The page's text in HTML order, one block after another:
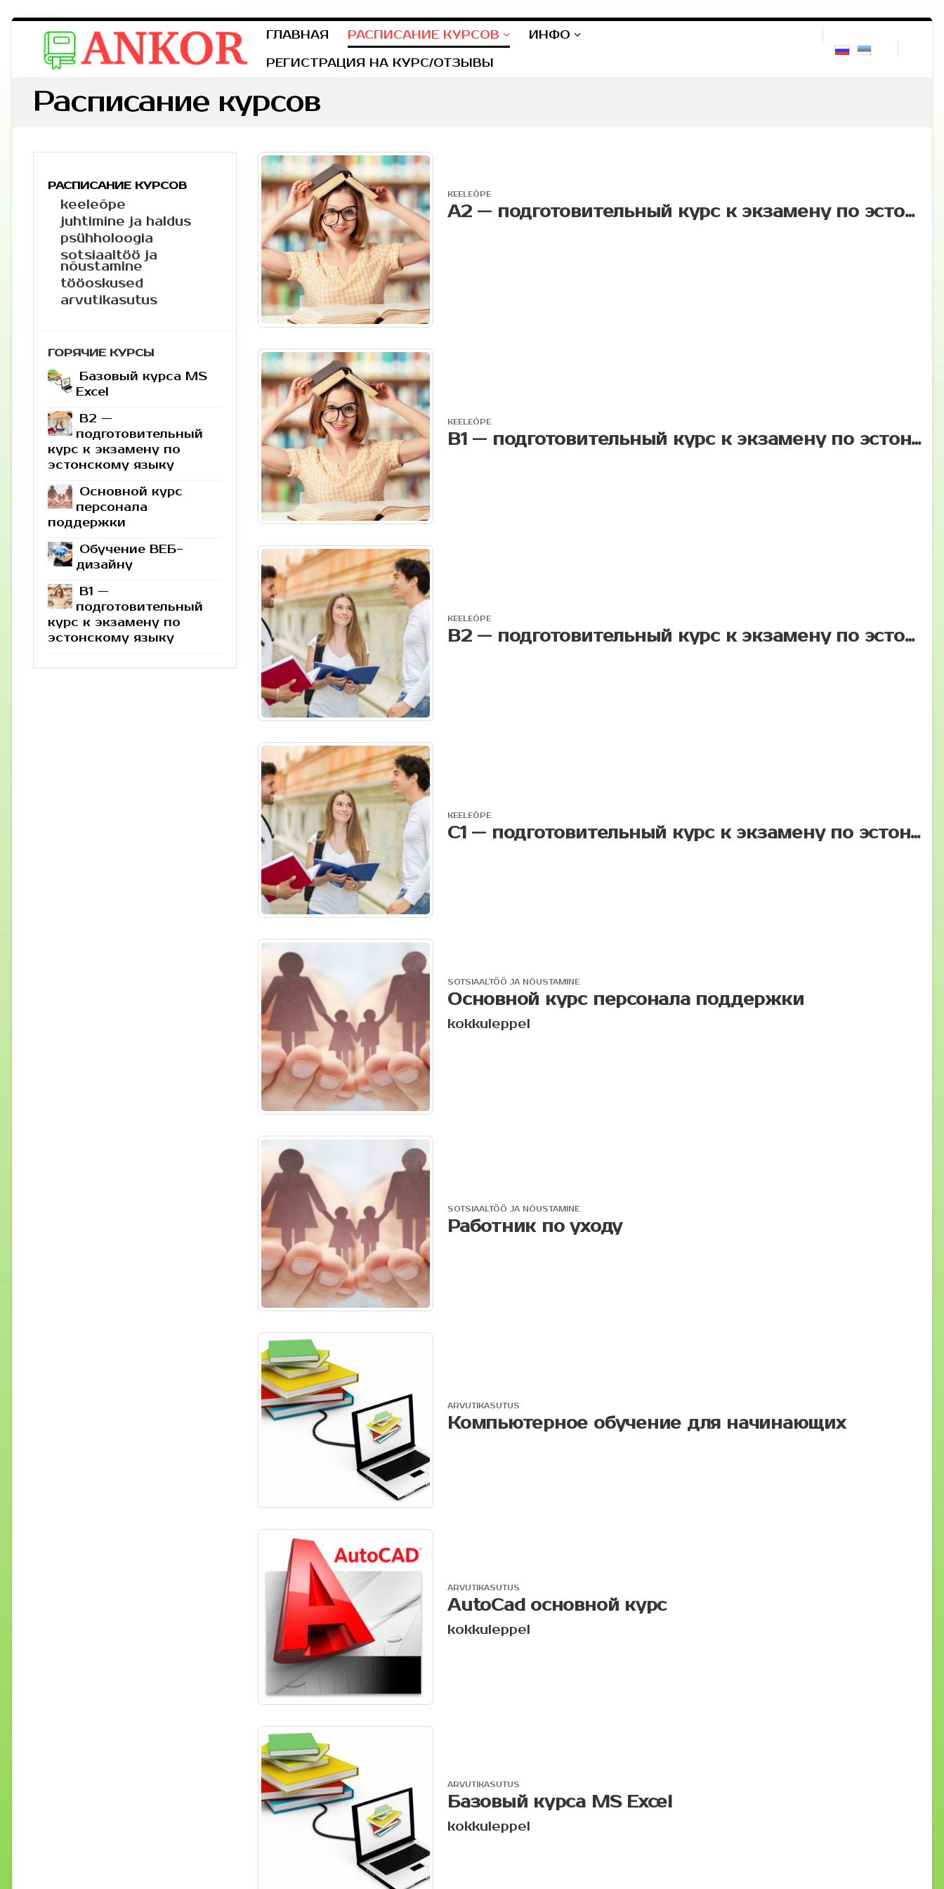
ГЛАВНАЯ РАСПИСАНИЕ КУРСОВ
ИНФО
РЕГИСТРАЦИЯ НА КУРС/ОТЗЫВЫ
Расписание курсов
KEELEÕPE
A2 — подготовительный курс к экзамену по эстонскому языку
KEELEÕPE
B1 — подготовительный курс к экзамену по эстонскому языку
KEELEÕPE
B2 — подготовительный курс к экзамену по эстонскому языку
KEELEÕPE
С1 — подготовительный курс к экзамену по эстонскому языку
SOTSIAALTÖÖ JA NÕUSTAMINE
Основной курс персонала поддержки
kokkuleppel
SOTSIAALTÖÖ JA NÕUSTAMINE
Работник по уходу
ARVUTIKASUTUS
Компьютерное обучение для начинающих
ARVUTIKASUTUS
AutoCad основной курс
kokkuleppel
ARVUTIKASUTUS
Базовый курса MS Excel
kokkuleppel
РАСПИСАНИЕ КУРСОВ
keeleõpe
juhtimine ja haldus
psühholoogia
sotsiaaltöö ja
nõustamine
tööoskused
arvutikasutus
ГОРЯЧИЕ КУРСЫ
Базовый курса MS
Excel
B2 —
подготовительный
курс к экзамену по
эстонскому языку
Основной курс
персонала
поддержки
Обучение ВЕБ-
дизайну
B1 —
подготовительный
курс к экзамену по
эстонскому языку